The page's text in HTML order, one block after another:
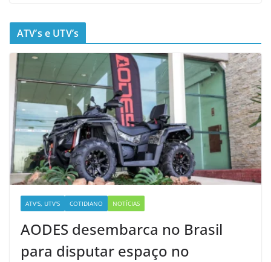
ATV’s e UTV’s
ATV'S, UTV'S COTIDIANO NOTÍCIAS
AODES desembarca no Brasil
para disputar espaço no